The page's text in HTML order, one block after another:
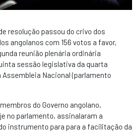
resolução passou do crivo dos
angolanos com 156 votos a favor,
reunião plenária ordinária
sessão legislativa da quarta
Nacional (parlamento
do Governo angolano,
no parlamento, assinalaram a
instrumento para para a facilitação da